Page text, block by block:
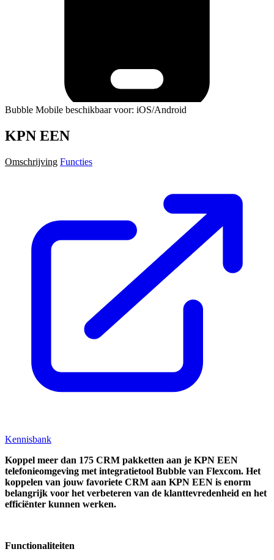
Bubble Mobile beschikbaar voor: iOS/Android
KPN EEN
Omschrijving Functies
Kennisbank
Koppel meer dan 175 CRM pakketten aan je KPN EEN
telefonieomgeving met integratietool Bubble van Flexcom. Het
koppelen van jouw favoriete CRM aan KPN EEN is enorm
belangrijk voor het verbeteren van de klanttevredenheid en het
efficiënter kunnen werken.
Functionaliteiten